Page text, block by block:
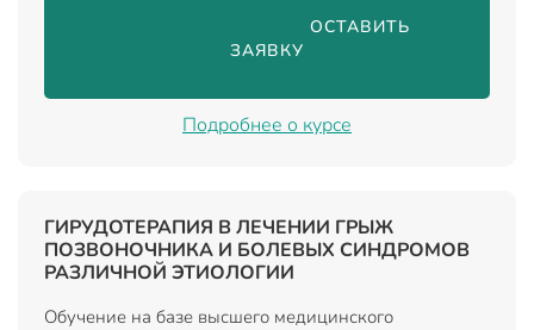
                                ОСТАВИТЬ
ЗАЯВКУ
Подробнее о курсе
ГИРУДОТЕРАПИЯ В ЛЕЧЕНИИ ГРЫЖ
ПОЗВОНОЧНИКА И БОЛЕВЫХ СИНДРОМОВ
РАЗЛИЧНОЙ ЭТИОЛОГИИ
Обучение на базе высшего медицинского